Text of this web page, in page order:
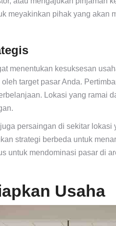
meyakinkan pihak yang akan
menentukan kesuksesan
target pasar Anda.
Lokasi yang ramai
persaingan di sekitar
strategi berbeda untuk
untuk mendominasi pasar di
Usaha